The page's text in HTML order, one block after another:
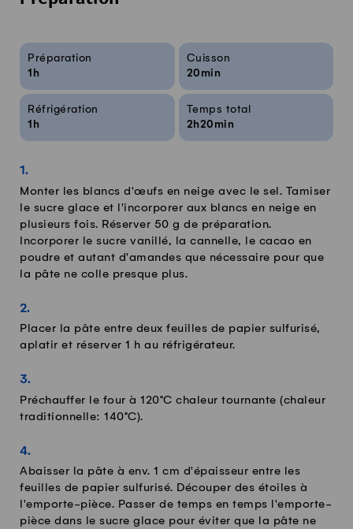
Infos sur la recette
Préparation
1h
Cuisson
20min
Réfrigération
1h
Temps total
2h20min
Monter les blancs d'œufs en neige avec le sel. Tamiser
le sucre glace et l'incorporer aux blancs en neige en
plusieurs fois. Réserver 50 g de préparation.
Incorporer le sucre vanillé, la cannelle, le cacao en
poudre et autant d'amandes que nécessaire pour que
la pâte ne colle presque plus.
Placer la pâte entre deux feuilles de papier sulfurisé,
aplatir et réserver 1 h au réfrigérateur.
Préchauffer le four à 120°C chaleur tournante (chaleur
traditionnelle: 140°C).
Abaisser la pâte à env. 1 cm d'épaisseur entre les
feuilles de papier sulfurisé. Découper des étoiles à
l'emporte-pièce. Passer de temps en temps l'emporte-
pièce dans le sucre glace pour éviter que la pâte ne